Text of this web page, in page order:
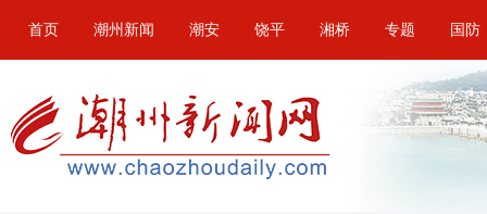
首页 潮州新闻 潮安 饶平 湘桥 专题 国防